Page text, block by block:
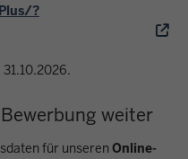
?
weiter
für unseren Online-